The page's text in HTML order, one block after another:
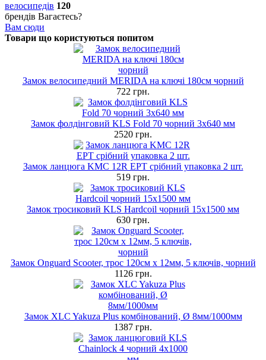
велосипедів 120
брендів Вагаєтесь?
Вам сюди
Товари що користуються попитом
Замок велосипедний MERIDA на ключі 180см чорний
722 грн.
Замок фолдінговий KLS Fold 70 чорний 3х640 мм
2520 грн.
Замок ланцюга KMC 12R EPT срібний упаковка 2 шт.
519 грн.
Замок тросиковий KLS Hardcoil чорний 15х1500 мм
630 грн.
Замок Onguard Scooter, трос 120см х 12мм, 5 ключів, чорний
1126 грн.
Замок XLC Yakuza Plus комбінований, Ø 8мм/1000мм
1387 грн.